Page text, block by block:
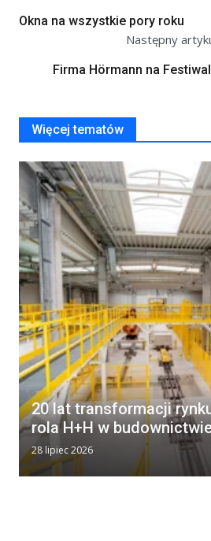
Okna na wszystkie pory roku
Następny
Firma Hörmann na
Więcej tematów
20 lat transformacji
rola H+H w
28 lipiec 2026